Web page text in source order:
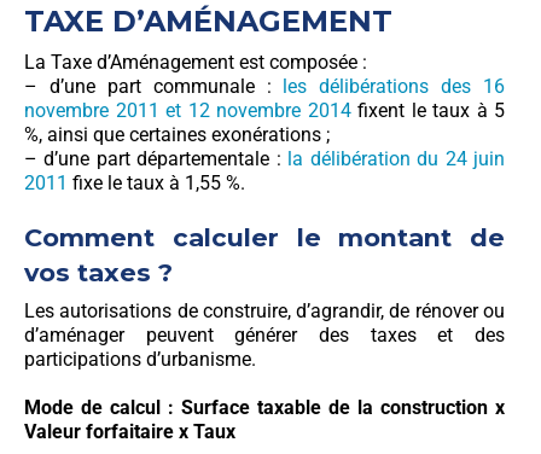
TAXE D’AMÉNAGEMENT
La Taxe d’Aménagement est composée :
– d’une part communale : les délibérations des 16
novembre 2011 et 12 novembre 2014fixent le taux à 5
%, ainsi que certaines exonérations ;
– d’une part départementale : la délibération du 24 juin
2011 fixe le taux à 1,55 %.
Comment calculer le montant de
vos taxes ?
Les autorisations de construire, d’agrandir, de rénover ou
d’aménager peuvent générer des taxes et des
participations d’urbanisme.
Mode de calcul : Surface taxable de la construction x
Valeur forfaitaire x Taux